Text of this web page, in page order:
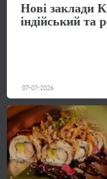
Нові заклади
індійський та
07-07-2026